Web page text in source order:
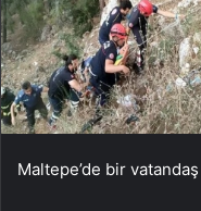
Maltepe’de bir